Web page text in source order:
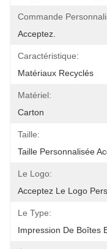
Commande
Acceptez.
Caractéristique:
Matériaux Recyclés
Matériel:
Carton
Taille:
Taille Personnalisée
Le Logo:
Acceptez Le Logo
Le Type:
Impression De Boîtes